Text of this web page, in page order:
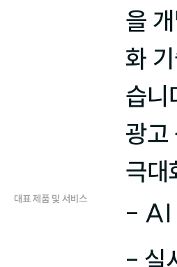
을
화
습니
광고
극대
대표 제품 및 서비스
- AI
- 실